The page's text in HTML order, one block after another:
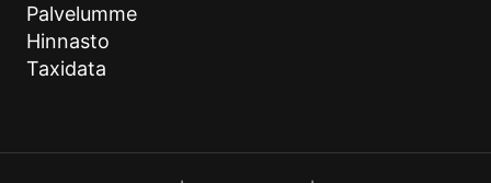
Palvelumme
Hinnasto
Taxidata